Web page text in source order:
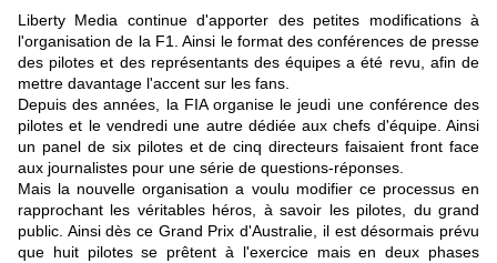
Liberty Media continue d'apporter des petites modifications à
l'organisation de la F1. Ainsi le format des conférences de presse
des pilotes et des représentants des équipes a été revu, afin de
mettre davantage l'accent sur les fans.
Depuis des années, la FIA organise le jeudi une conférence des
pilotes et le vendredi une autre dédiée aux chefs d'équipe. Ainsi
un panel de six pilotes et de cinq directeurs faisaient front face
aux journalistes pour une série de questions-réponses.
Mais la nouvelle organisation a voulu modifier ce processus en
rapprochant les véritables héros, à savoir les pilotes, du grand
public. Ainsi dès ce Grand Prix d'Australie, il est désormais prévu
que huit pilotes se prêtent à l'exercice mais en deux phases